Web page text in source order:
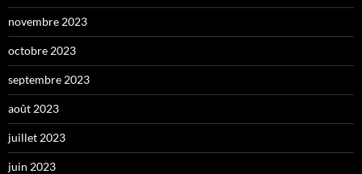
novembre 2023
octobre 2023
septembre 2023
août 2023
juillet 2023
juin 2023